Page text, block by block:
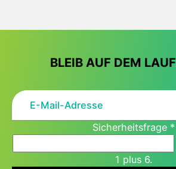
BLEIB AUF DEM
Sicherheitsfrage *
1 plus 6.